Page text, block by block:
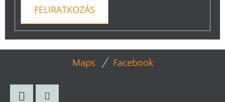
FELIRATKOZÁS
Maps Facebook